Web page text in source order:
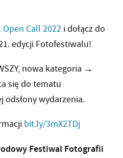
Call 2022i dołącz do
edycji Fotofestiwalu!
nowa kategoria →
się do tematu
odsłony wydarzenia.
bit.ly/3mX2TDj
Festiwal Fotografii